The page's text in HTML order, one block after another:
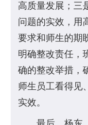
高质量发展；三
问题的实效，用
要求和师生的期
明确整改责任，
确的整改举措，
师生员工看得见
实效。